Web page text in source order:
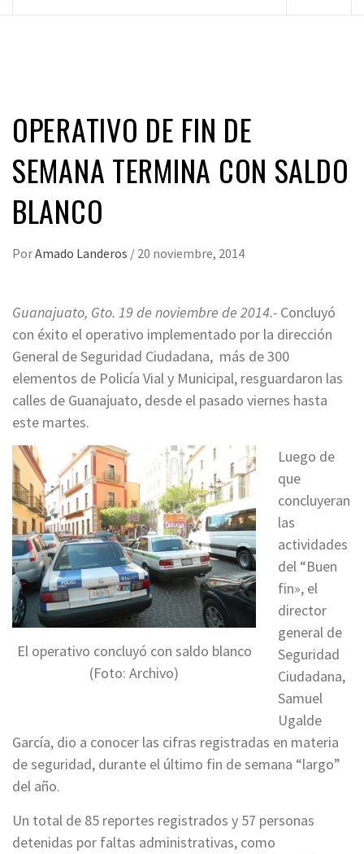
OPERATIVO DE FIN DE
SEMANA TERMINA CON SALDO
BLANCO
PorAmado Landeros / 20 noviembre, 2014
Guanajuato, Gto. 19 de noviembre de 2014.- Concluyó
con éxito el operativo implementado por la dirección
General de Seguridad Ciudadana, más de 300
elementos de Policía Vial y Municipal, resguardaron las
calles de Guanajuato, desde el pasado viernes hasta
este martes.
El operativo concluyó con saldo blanco
(Foto: Archivo)
Luego de
que
concluyeran
las
actividades
del “Buen
fin», el
director
general de
Seguridad
Ciudadana,
Samuel
Ugalde
García, dio a conocer las cifras registradas en materia
de seguridad, durante el último fin de semana “largo”
del año.
Un total de 85 reportes registrados y 57 personas
detenidas por faltas administrativas, como